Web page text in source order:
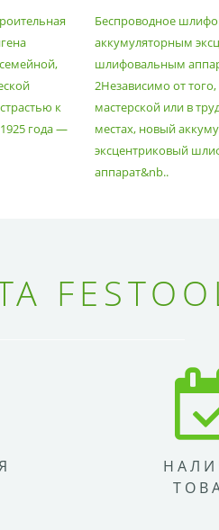
к
года —
АППАРАТОМ
Беспроводное
аккумуляторным
шлифовальным
2Независимо от
мастерской или в
местах, новый
эксцентриковый
аппарат&nb..